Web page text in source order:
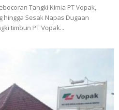
Tangki Kimia PT Vopak,
hingga Sesak Napas Dugaan
timbun PT Vopak...